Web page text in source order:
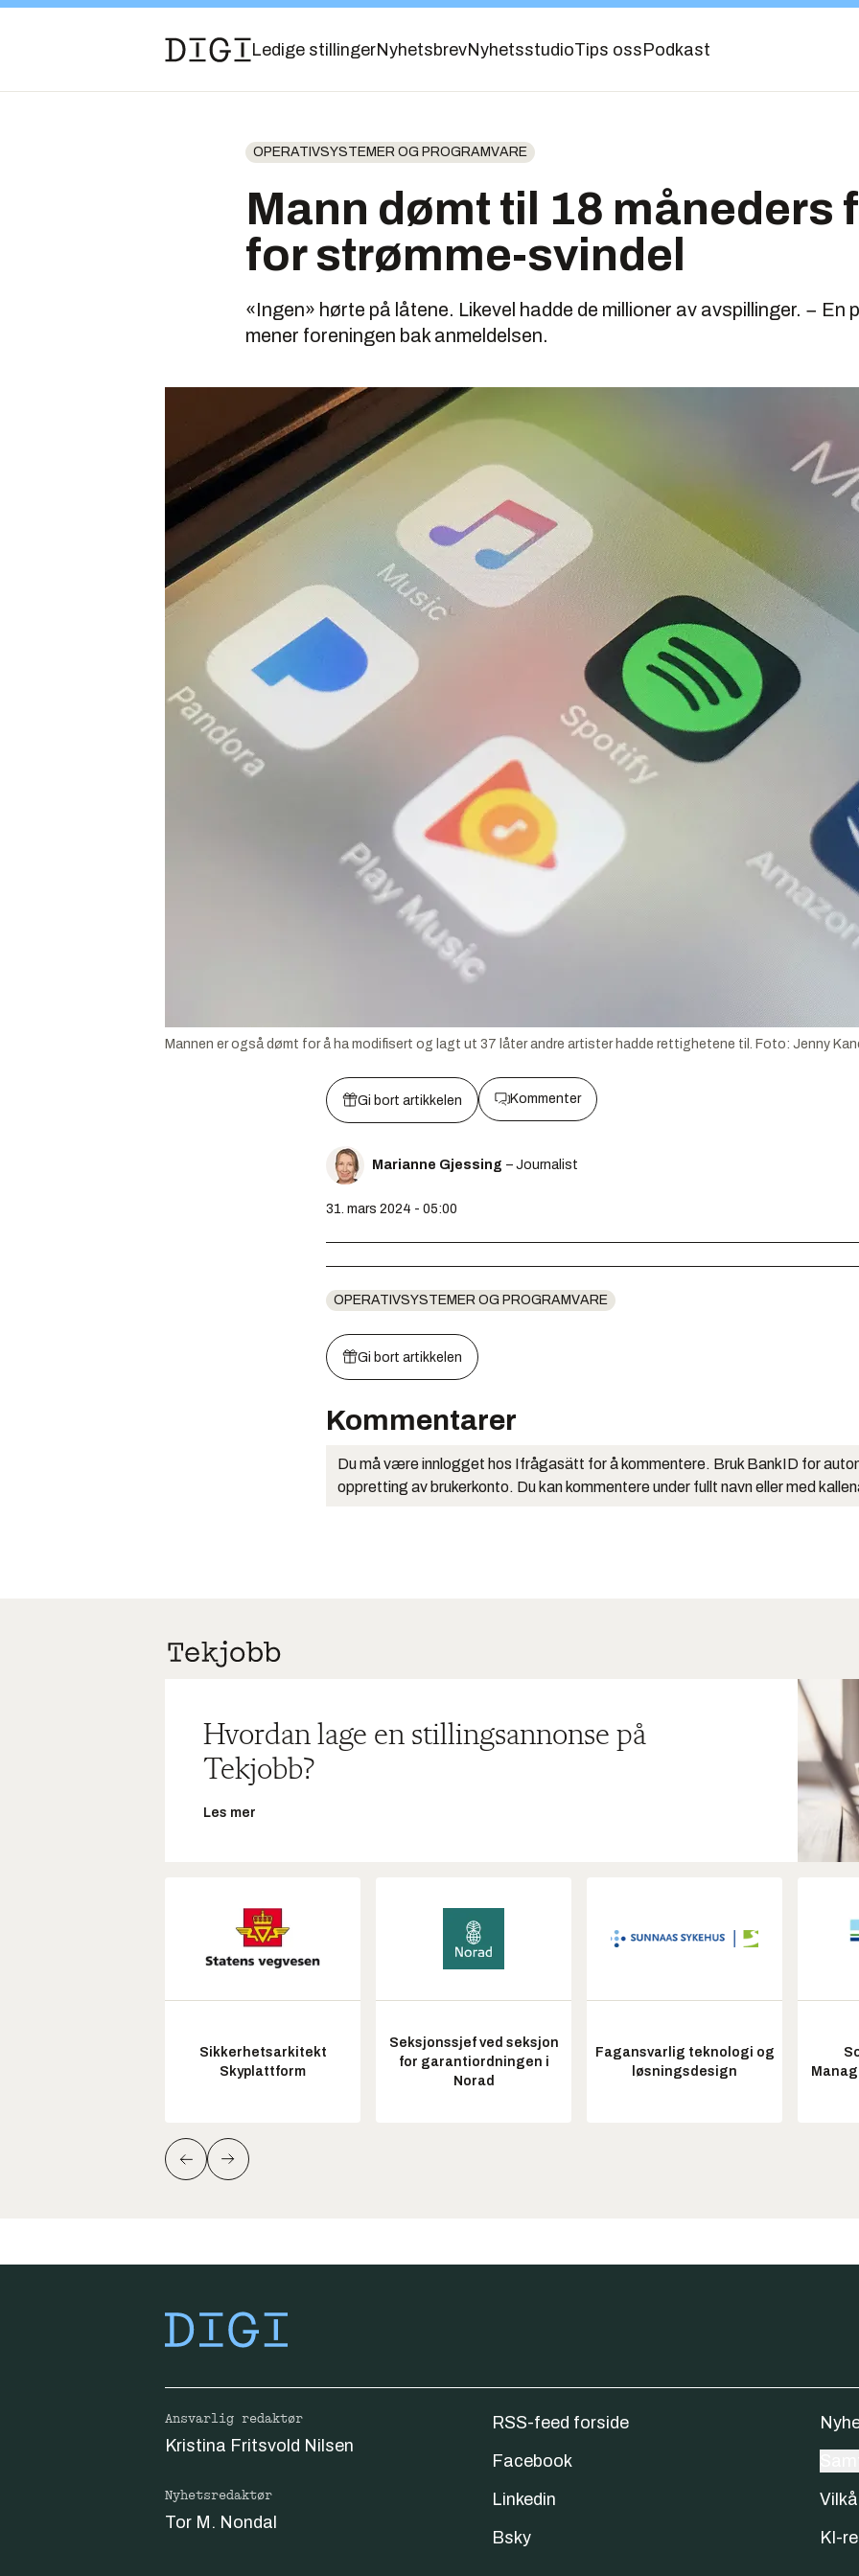
Ledige stillingerNyhetsbrevNyhetsstudioTips oss Podkast
OPERATIVSYSTEMER OG PROGRAMVARE
Mann dømt til 18 måneders
for strømme-svindel
«Ingen» hørte på låtene. Likevel hadde de millioner av avspillinger. − En
mener foreningen bak anmeldelsen.
Mannen er også dømt for å ha modifisert og lagt ut 37 låter andre artister hadde rettighetene til. Foto: Jenny
Gi bort artikkelen Kommenter
Marianne Gjessing – Journalist
31. mars 2024 - 05:00
OPERATIVSYSTEMER OG PROGRAMVARE
Gi bort artikkelen
Kommentarer
Du må være innlogget hos Ifrågasätt for å kommentere. Bruk BankID for
oppretting av brukerkonto. Du kan kommentere under fullt navn eller med
Hvordan lage en stillingsannonse på
Tekjobb?
Les mer
Sikkerhetsarkitekt
Skyplattform
Seksjonssjef ved seksjon
for garantiordningen i
Norad
Fagansvarlig teknologi og
løsningsdesign
Ansvarlig redaktør
Kristina Fritsvold Nilsen
Nyhetsredaktør
Tor M. Nondal
RSS-feed forside
Facebook
Linkedin
Bsky
KI-